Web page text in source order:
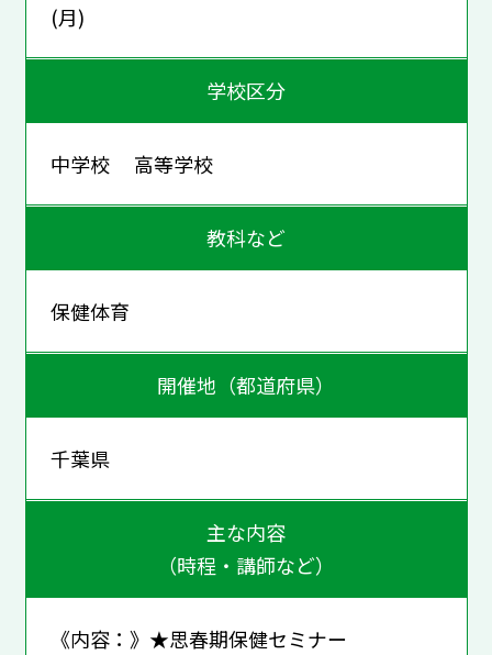
(月)
学校区分
中学校 高等学校
教科など
保健体育
開催地（都道府県）
千葉県
主な内容
（時程・講師など）
《内容：》★思春期保健セミナー